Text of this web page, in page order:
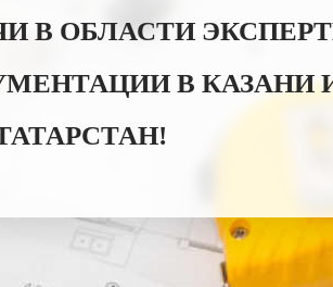
В ОБЛАСТИ
В КАЗАНИ